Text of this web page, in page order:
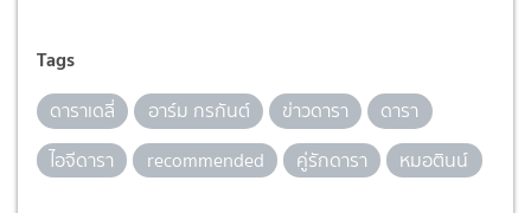
Tags
ดาราเดลี่ อาร์ม กรกันต์ ข่าวดารา
ดารา
ไอจีดารา
recommended คู่รักดารา หมอตินน์